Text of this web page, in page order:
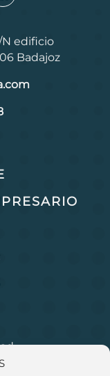
N edificio
Badajoz